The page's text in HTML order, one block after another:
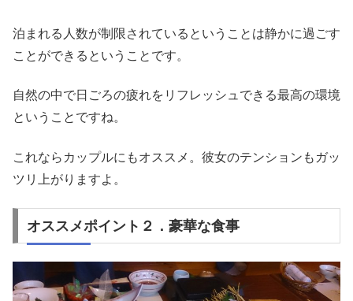
泊まれる人数が制限されているということは静かに過ごす
ことができるということです。
自然の中で日ごろの疲れをリフレッシュできる最高の環境
ということですね。
これならカップルにもオススメ。彼女のテンションもガッ
ツリ上がりますよ。
オススメポイント２．豪華な食事